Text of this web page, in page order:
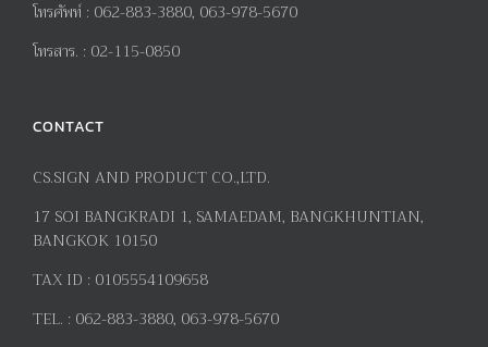
โทรศัพท์ : 062-883-3880, 063-978-5670
โทรสาร. : 02-115-0850
CONTACT
CS.SIGN AND PRODUCT CO.,LTD.
17 SOI BANGKRADI 1, SAMAEDAM, BANGKHUNTIAN,
BANGKOK 10150
TAX ID : 0105554109658
TEL. : 062-883-3880, 063-978-5670